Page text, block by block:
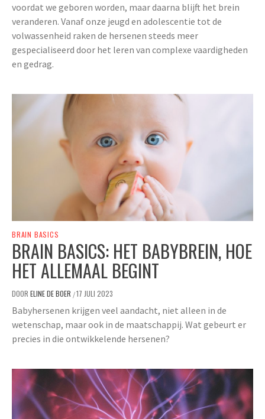
voordat we geboren worden, maar daarna blijft het brein
veranderen. Vanaf onze jeugd en adolescentie tot de
volwassenheid raken de hersenen steeds meer
gespecialiseerd door het leren van complexe vaardigheden
en gedrag.
BRAIN BASICS
BRAIN BASICS: HET BABYBREIN, HOE
HET ALLEMAAL BEGINT
DOOR ELINE DE BOER /17 JULI 2023
Babyhersenen krijgen veel aandacht, niet alleen in de
wetenschap, maar ook in de maatschappij. Wat gebeurt er
precies in die ontwikkelende hersenen?